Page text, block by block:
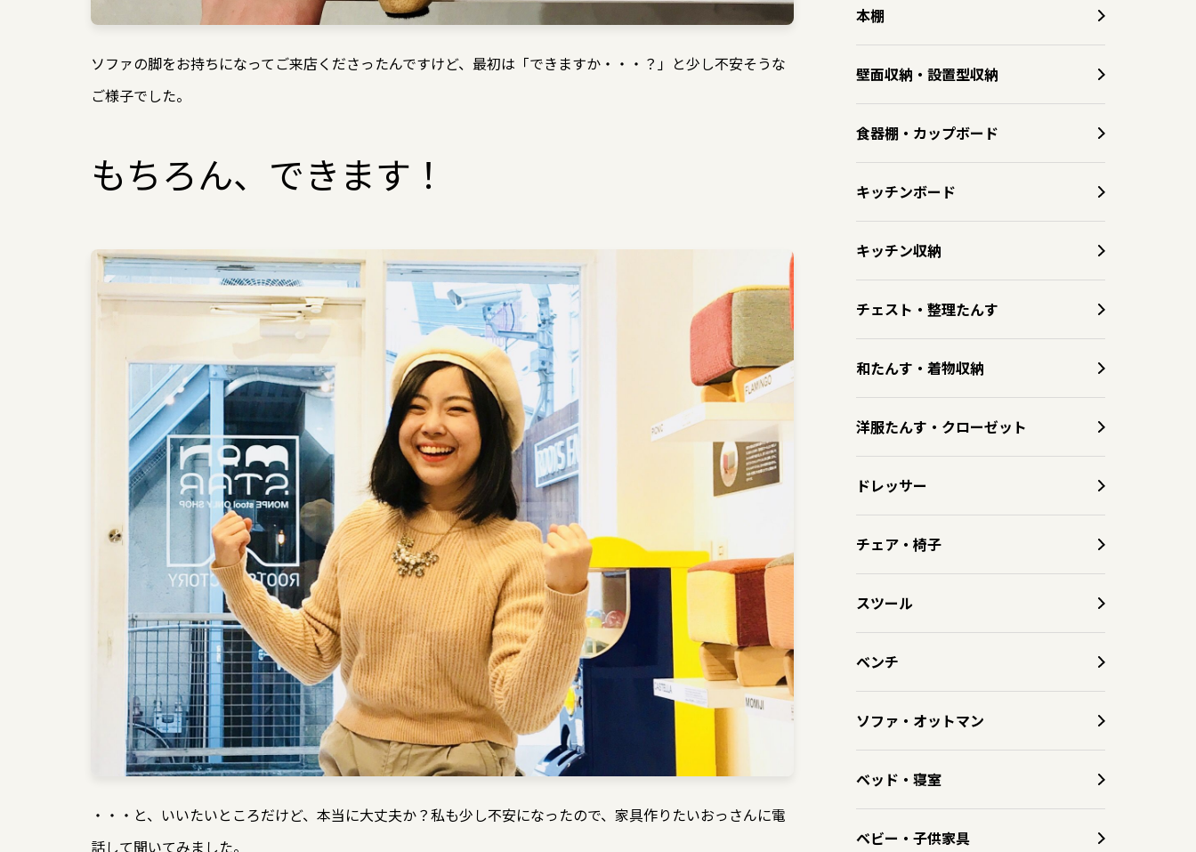
ソファの脚をお持ちになってご来店くださったんですけど、最初は「できますか・・・？」と少し不安そうな
ご様子でした。
もちろん、できます！
・・・と、いいたいところだけど、本当に大丈夫か？私も少し不安になったので、家具作りたいおっさんに電
話して聞いてみました。
本棚
壁面収納・設置型収納
食器棚・カップボード
キッチンボード
キッチン収納
チェスト・整理たんす
和たんす・着物収納
洋服たんす・クローゼット
ドレッサー
チェア・椅子
スツール
ベンチ
ソファ・オットマン
ベッド・寝室
ベビー・子供家具